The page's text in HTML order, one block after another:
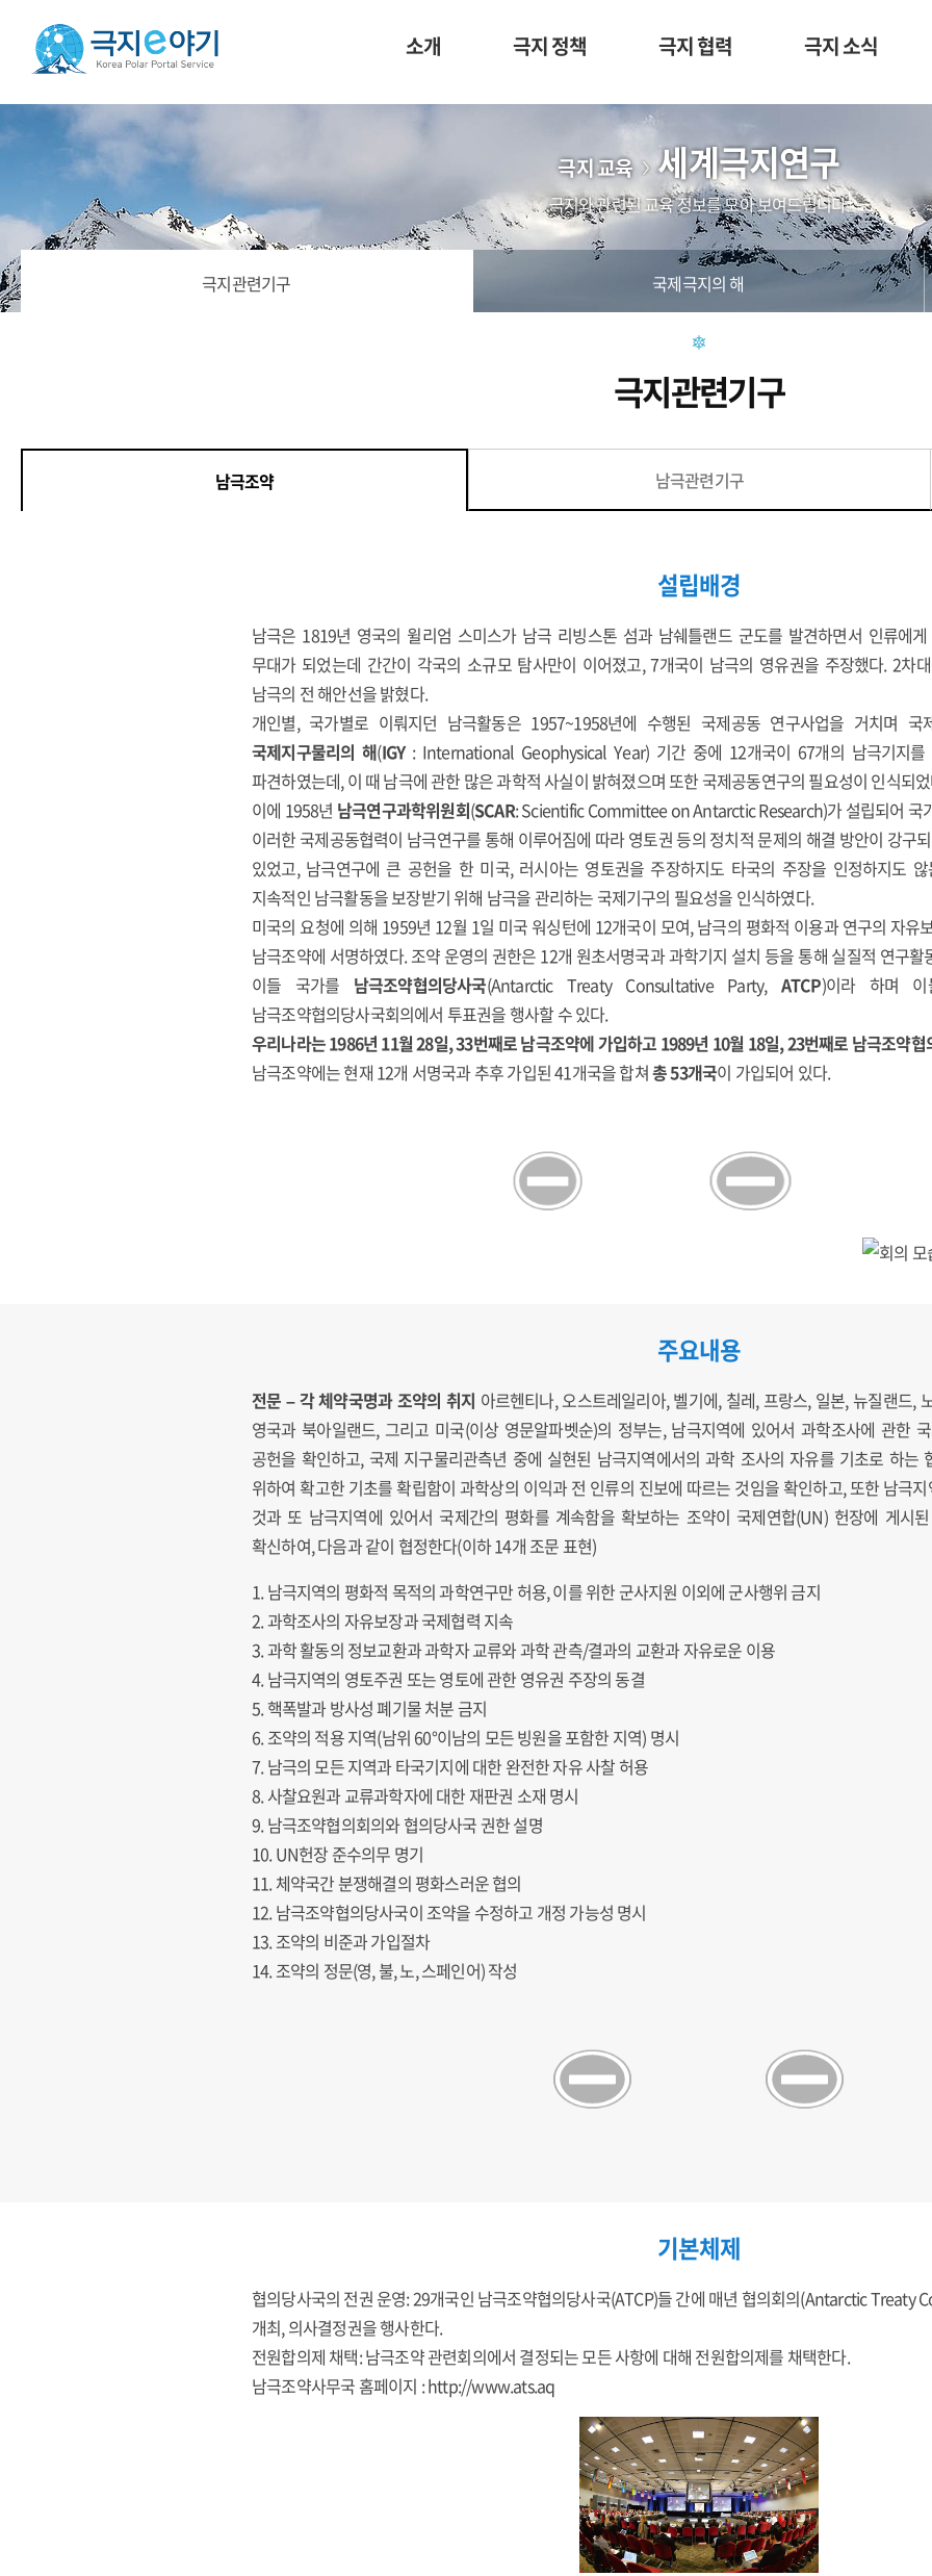
소개 극지 정책 극지 협력 극지 소식
극지 교육 세계극지연구
극지와 관련된 교육 정보를 모아 보여드립니다.
극지관련기구 국제극지의 해
극지관련기구
남극조약 남극관련기구
설립배경
남극은 1819년 영국의 윌리엄 스미스가 남극 리빙스톤 섬과 남쉐틀랜드 군도를 발견하면서 인류에
무대가 되었는데 간간이 각국의 소규모 탐사만이 이어졌고, 7개국이 남극의 영유권을 주장했다. 2차
남극의 전 해안선을 밝혔다.
개인별, 국가별로 이뤄지던 남극활동은 1957~1958년에 수행된 국제공동 연구사업을 거치며
국제지구물리의 해(IGY: International Geophysical Year) 기간 중에 12개국이 67개의 남극기지를
파견하였는데, 이 때 남극에 관한 많은 과학적 사실이 밝혀졌으며 또한 국제공동연구의 필요성이 인식되
이에 1958년 남극연구과학위원회(SCAR: Scientific Committee on Antarctic Research)가 설립되어 국
이러한 국제공동협력이 남극연구를 통해 이루어짐에 따라 영토권 등의 정치적 문제의 해결 방안이 강구
있었고, 남극연구에 큰 공헌을 한 미국, 러시아는 영토권을 주장하지도 타국의 주장을 인정하지도
지속적인 남극활동을 보장받기 위해 남극을 관리하는 국제기구의 필요성을 인식하였다.
미국의 요청에 의해 1959년 12월 1일 미국 워싱턴에 12개국이 모여, 남극의 평화적 이용과 연구의 자유
남극조약에 서명하였다. 조약 운영의 권한은 12개 원초서명국과 과학기지 설치 등을 통해 실질적 연구
이들 국가를 남극조약협의당사국(Antarctic Treaty Consultative Party, ATCP)이라 하며 이
남극조약협의당사국회의에서 투표권을 행사할 수 있다.
우리나라는 1986년 11월 28일, 33번째로 남극조약에 가입하고 1989년 10월 18일, 23번째로 남극조약
남극조약에는 현재 12개 서명국과 추후 가입된 41개국을 합쳐총 53개국이 가입되어 있다.
주요내용
전문 – 각 체약국명과 조약의 취지 아르헨티나, 오스트레일리아, 벨기에, 칠레, 프랑스, 일본, 뉴질랜드,
영국과 북아일랜드, 그리고 미국(이상 영문알파벳순)의 정부는, 남극지역에 있어서 과학조사에 관한
공헌을 확인하고, 국제 지구물리관측년 중에 실현된 남극지역에서의 과학 조사의 자유를 기초로 하는
위하여 확고한 기초를 확립함이 과학상의 이익과 전 인류의 진보에 따르는 것임을 확인하고, 또한 남극
것과 또 남극지역에 있어서 국제간의 평화를 계속함을 확보하는 조약이 국제연합(UN) 헌장에 게시
확신하여, 다음과 같이 협정한다(이하 14개 조문 표현)
1. 남극지역의 평화적 목적의 과학연구만 허용, 이를 위한 군사지원 이외에 군사행위 금지
2. 과학조사의 자유보장과 국제협력 지속
3. 과학 활동의 정보교환과 과학자 교류와 과학 관측/결과의 교환과 자유로운 이용
4. 남극지역의 영토주권 또는 영토에 관한 영유권 주장의 동결
5. 핵폭발과 방사성 폐기물 처분 금지
6. 조약의 적용 지역(남위 60°이남의 모든 빙원을 포함한 지역) 명시
7. 남극의 모든 지역과 타국기지에 대한 완전한 자유 사찰 허용
8. 사찰요원과 교류과학자에 대한 재판권 소재 명시
9. 남극조약협의회의와 협의당사국 권한 설명
10. UN헌장 준수의무 명기
11. 체약국간 분쟁해결의 평화스러운 협의
12. 남극조약협의당사국이 조약을 수정하고 개정 가능성 명시
13. 조약의 비준과 가입절차
14. 조약의 정문(영, 불, 노, 스페인어) 작성
기본체제
협의당사국의 전권 운영: 29개국인 남극조약협의당사국(ATCP)들 간에 매년 협의회의(Antarctic Treaty
개최, 의사결정권을 행사한다.
전원합의제 채택: 남극조약 관련회의에서 결정되는 모든 사항에 대해 전원합의제를 채택한다.
남극조약사무국 홈페이지 :http://www.ats.aq